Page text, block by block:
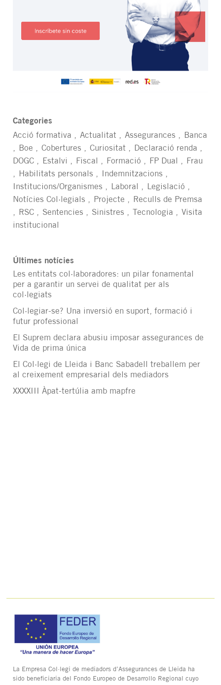
Categories
Acció formativa
Actualitat Assegurances
Banca
Boe
Cobertures Curiositat
Declaració renda
DOGC
Estalvi Fiscal Formació FP Dual
Frau
Habilitats personals
Indemnitzacions
Institucions/Organismes
Laboral
Legislació
Notícies Col·legials
Projecte
Reculls de Premsa
RSC
Sentencies Sinistres Tecnologia
Visita
institucional
Últimes notícies
Les entitats col·laboradores: un pilar fonamental
per a garantir un servei de qualitat per als
col·legiats
Col·legiar-se? Una inversió en suport, formació i
futur professional
El Suprem declara abusiu imposar assegurances de
Vida de prima única
El Col·legi de Lleida i Banc Sabadell treballem per
al creixement empresarial dels mediadors
XXXXIII Àpat-tertúlia amb mapfre
La Empresa Col·legi de mediadors d’Assegurances de Lleida ha
sido beneficiaria del Fondo Europeo de Desarrollo Regional cuyo